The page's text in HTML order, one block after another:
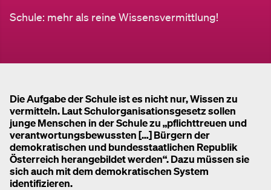
Schule: mehr als reine Wissensvermittlung!
Die Aufgabe der Schule ist es nicht nur, Wissen zu
vermitteln. Laut Schulorganisationsgesetz sollen
junge Menschen in der Schule zu „pflichttreuen und
verantwortungsbewussten […] Bürgern der
demokratischen und bundesstaatlichen Republik
Österreich herangebildet werden“. Dazu müssen sie
sich auch mit dem demokratischen System
identifizieren.